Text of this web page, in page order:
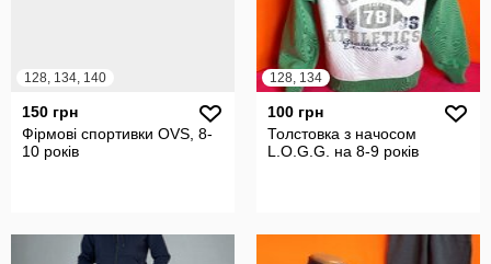
128, 134, 140
150 грн
Фірмові спортивки OVS, 8-
10 років
128, 134
100 грн
Толстовка з начосом
L.O.G.G. на 8-9 років